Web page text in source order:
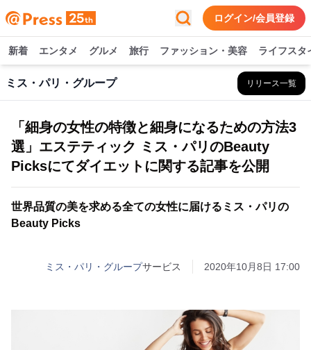
ログイン/会員登録
新着 エンタメ グルメ 旅行 ファッション・美容 ライフスタ
ミス・パリ・グループ リリース一覧
「細身の女性の特徴と細身になるための方法3
選」エステティック ミス・パリのBeauty
Picksにてダイエットに関する記事を公開
世界品質の美を求める全ての女性に届けるミス・パリの
Beauty Picks
ミス・パリ・グループサービス 2020年10月8日 17:00